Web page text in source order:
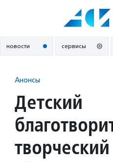
новости сервисы
Анонсы
Детский